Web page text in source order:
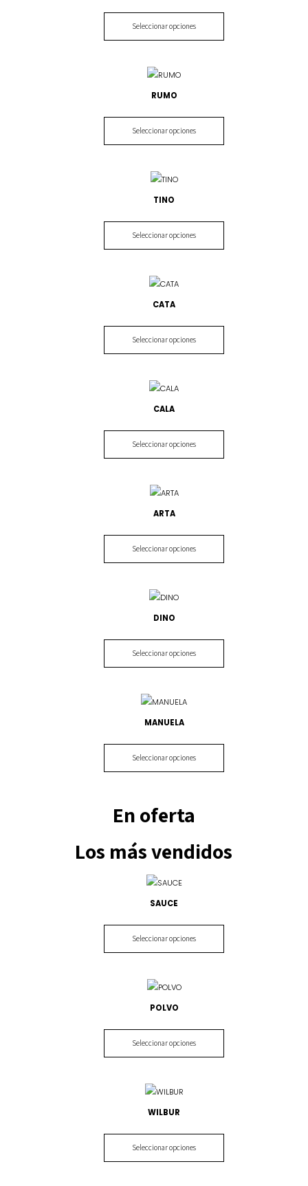
Seleccionar opciones
RUMO
Seleccionar opciones
TINO
Seleccionar opciones
CATA
Seleccionar opciones
CALA
Seleccionar opciones
ARTA
Seleccionar opciones
DINO
Seleccionar opciones
MANUELA
Seleccionar opciones
En oferta
Los más vendidos
SAUCE
Seleccionar opciones
POLVO
Seleccionar opciones
WILBUR
Seleccionar opciones